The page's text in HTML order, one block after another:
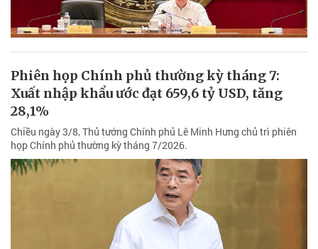
Phiên họp Chính phủ thường kỳ tháng 7:
Xuất nhập khẩu ước đạt 659,6 tỷ USD, tăng
28,1%
Chiều ngày 3/8, Thủ tướng Chính phủ Lê Minh Hưng chủ trì phiên
họp Chính phủ thường kỳ tháng 7/2026.